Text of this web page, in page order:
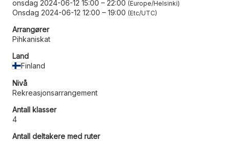
onsdag 2024-06-12 15:00 – 22:00 Europe/Helsinki
Onsdag 2024-06-12 12:00 – 19:00 Etc/UTC
Arrangører
Pihkaniskat
Land
Finland
Nivå
Rekreasjonsarrangement
Antall klasser
4
Antall deltakere med ruter